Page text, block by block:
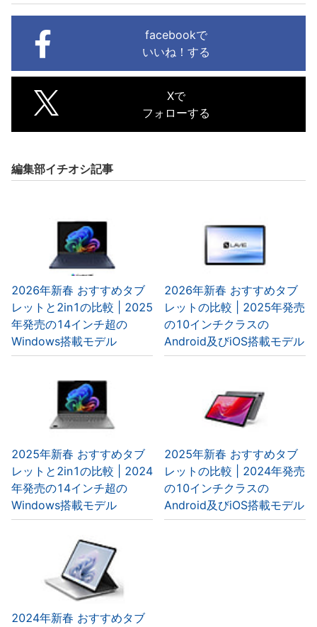
facebookで
いいね！する
Xで
フォローする
編集部イチオシ記事
2026年新春 おすすめタブ
レットと2in1の比較 | 2025
年発売の14インチ超の
Windows搭載モデル
2026年新春 おすすめタブ
レットの比較 | 2025年発売
の10インチクラスの
Android及びiOS搭載モデル
2025年新春 おすすめタブ
レットと2in1の比較 | 2024
年発売の14インチ超の
Windows搭載モデル
2025年新春 おすすめタブ
レットの比較 | 2024年発売
の10インチクラスの
Android及びiOS搭載モデル
2024年新春 おすすめタブ